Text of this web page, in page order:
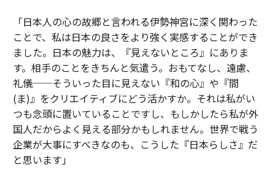
「日本人の心の故郷と言われる伊勢神宮に深く関わった
ことで、私は日本の良さをより強く実感することができ
ました。日本の魅力は、『見えないところ』にありま
す。相手のことをきちんと気遣う。おもてなし、遠慮、
礼儀──そういった目に見えない『和の心』や『間
(ま)』をクリエイティブにどう活かすか。それは私がい
つも念頭に置いていることですし、もしかしたら私が外
国人だからよく見える部分かもしれません。世界で戦う
企業が大事にすべきなのも、こうした『日本らしさ』だ
と思います」